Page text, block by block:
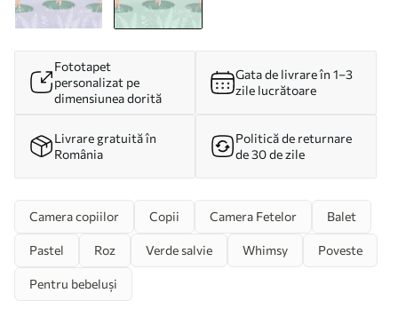
Fototapet
personalizat pe
dimensiunea dorită
Gata de livrare în 1–3
zile lucrătoare
Livrare gratuită în
România
Politică de returnare
de 30 de zile
Camera copiilor Copii Camera Fetelor Balet
Pastel Roz Verde salvie Whimsy Poveste
Pentru bebeluși